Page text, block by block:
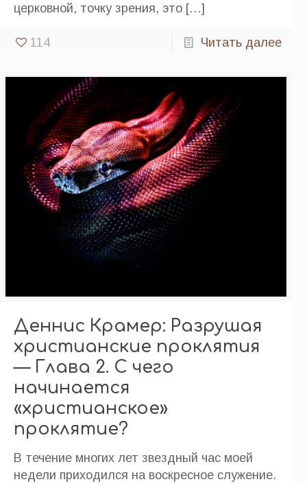
церковной, точку зрения, это […]
114 Читать далее
Деннис Крамер: Разрушая
христианские проклятия
— Глава 2. С чего
начинается
«христианское»
проклятие?
В течение многих лет звездный час моей
недели приходился на воскресное служение.